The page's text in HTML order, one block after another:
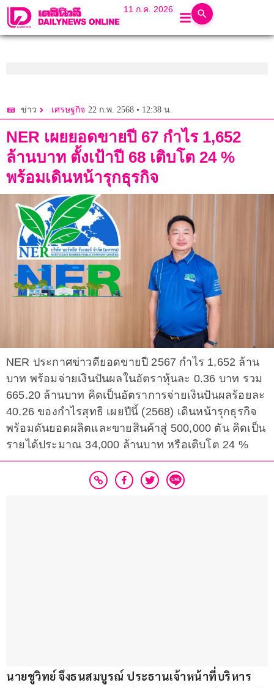
11 ก.ค. 2026
ข่าว เศรษฐกิจ 22 ก.พ. 2568 • 12:38 น.
NER เผยยอดขายปี 67 กำไร 1,652
ล้านบาท ตั้งเป้าปี 68 เติบโต 24 %
พร้อมเดินหน้ารุกธุรกิจ
NER ประกาศข่าวดียอดขายปี 2567 กำไร 1,652 ล้าน
บาท พร้อมจ่ายเงินปันผลในอัตราหุ้นละ 0.36 บาท รวม
665.20 ล้านบาท คิดเป็นอัตราการจ่ายเงินปันผลร้อยละ
40.26 ของกำไรสุทธิ เผยปีนี้ (2568) เดินหน้ารุกธุรกิจ
พร้อมดันยอดผลิตและขายสินค้าสู่ 500,000 ตัน คิดเป็น
รายได้ประมาณ 34,000 ล้านบาท หรือเติบโต 24 %
นายชูวิทย์ จึงธนสมบูรณ์ ประธานเจ้าหน้าที่บริหาร